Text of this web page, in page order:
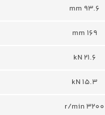
93.6 mm
169 mm
21.6 kN
15.3 kN
r/min 3200